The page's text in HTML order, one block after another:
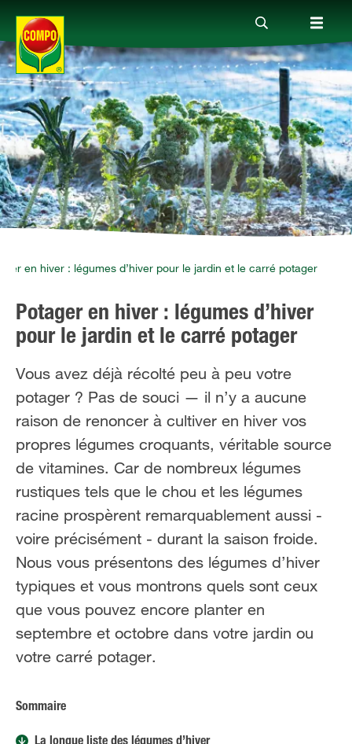
Produits
Conseil
Thèmes
Service
Qui sommes-nous?
en hiver : légumes d’hiver pour le jardin et le carré potager
Potager en hiver : légumes d’hiver
pour le jardin et le carré potager
Vous avez déjà récolté peu à peu votre
potager ? Pas de souci — il n’y a aucune
raison de renoncer à cultiver en hiver vos
propres légumes croquants, véritable source
de vitamines. Car de nombreux légumes
rustiques tels que le chou et les légumes
racine prospèrent remarquablement aussi -
voire précisément - durant la saison froide.
Nous vous présentons des légumes d’hiver
typiques et vous montrons quels sont ceux
que vous pouvez encore planter en
septembre et octobre dans votre jardin ou
votre carré potager.
Sommaire